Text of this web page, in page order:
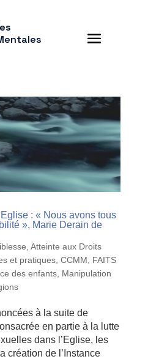
: « Nous avons tous
», Marie Derain de
Atteinte aux Droits
et pratiques, CCMM
FAITS
des enfants, Manipulation
à la suite de
en partie à la lutte
dans l’Eglise, les
création de l’Instance